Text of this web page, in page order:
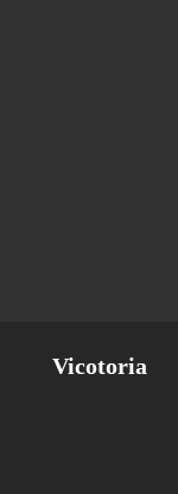
Vicotoria